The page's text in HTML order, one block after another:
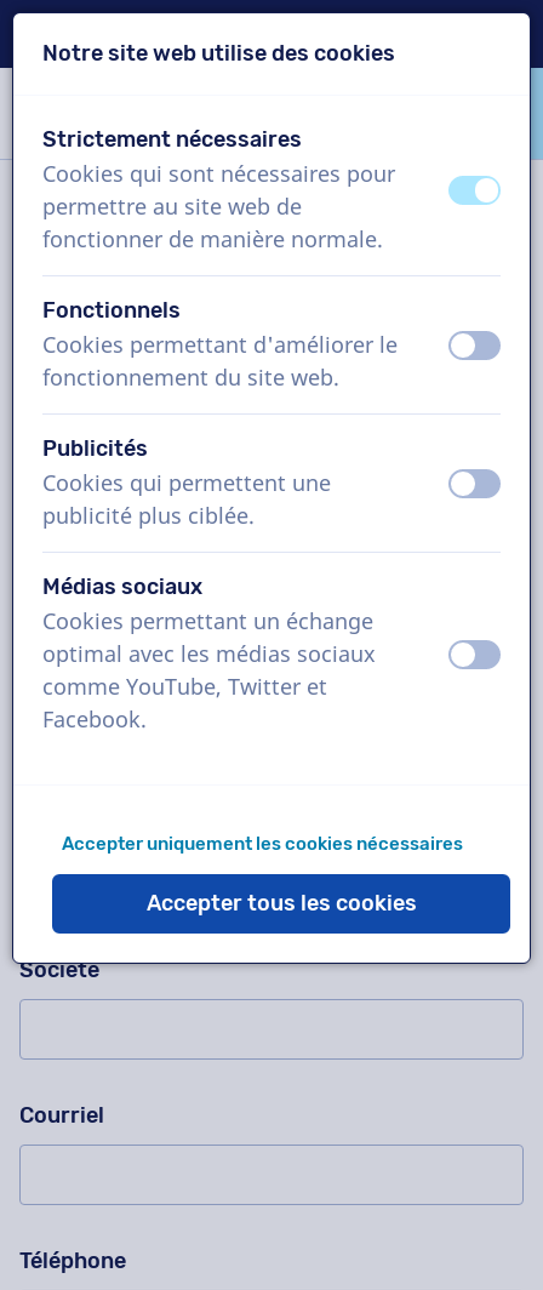
VoiceProductions
Contact
VoiceProductions
Gaston Crommenlaan 8
9050 Gent
support@voiceproductions.com
1 (855) 999-9119
Veuillez ne pas compléter ce champ
Demandez-nous n'importe quoi !
Contactez-nous pour un enregistrement d'essai
gratuit, un devis, des questions sur notre
méthode de travail, des projets complexes ou
Société
Courriel
Téléphone
Notre site web utilise des cookies
Strictement nécessaires
Cookies qui sont nécessaires pour
permettre au site web de
fonctionner de manière normale.
éteint
Fonctionnels
Cookies permettant d'améliorer le
fonctionnement du site web.
éteint
Publicités
Cookies qui permettent une
publicité plus ciblée.
éteint
Médias sociaux
Cookies permettant un échange
optimal avec les médias sociaux
comme YouTube, Twitter et
Facebook.
éteint
Accepter uniquement les cookies nécessaires
Accepter tous les cookies